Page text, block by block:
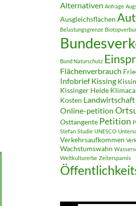
Alternativen Anfrage
Ausgleichsflächen
Belastungsgrenze
Bund Naturschutz
Flächenverbrauch
Infobrief Kissing
Kissinger Heide
Kosten Landwirtschaft
Online-petition
Osttangente Petition
Stefan Studie UNESCO
Verkehrsaufkommen
Wachstumswahn
Weltkulturerbe Zeitersparnis